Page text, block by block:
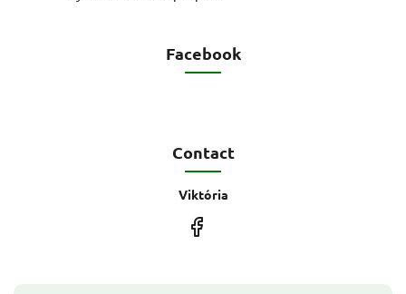
Facebook
Contact
Viktória